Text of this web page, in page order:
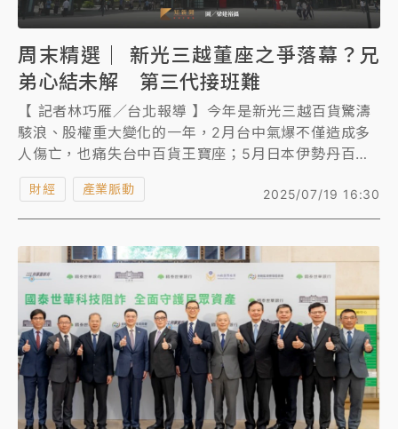
周末精選｜ 新光三越董座之爭落幕？兄
弟心結未解 第三代接班難
【 記者林巧雁／台北報導 】今年是新光三越百貨驚濤
駭浪、股權重大變化的一年，2月台中氣爆不僅造成多
人傷亡，也痛失台中百貨王寶座；5月日本伊勢丹百貨
出售一半股權，由新光家族接手，台資色彩更重；本周
董事改選剛結束，現任總經理吳昕陽二次挑戰董座未
果，但兼任副董事長，由吳東昇續任董事長，外界研
輩不願退，第三代接班難度仍高。
2025/07/19 16:30
財經 產業脈動